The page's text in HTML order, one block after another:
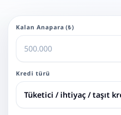
Kalan Anapara (₺)
Kredi türü